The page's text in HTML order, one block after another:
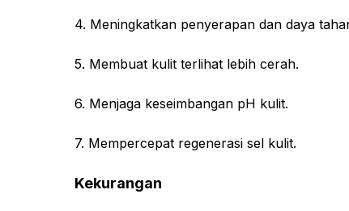
4. Meningkatkan penyerapan dan daya
5. Membuat kulit terlihat lebih cerah.
6. Menjaga keseimbangan pH kulit.
7. Mempercepat regenerasi sel kulit.
Kekurangan